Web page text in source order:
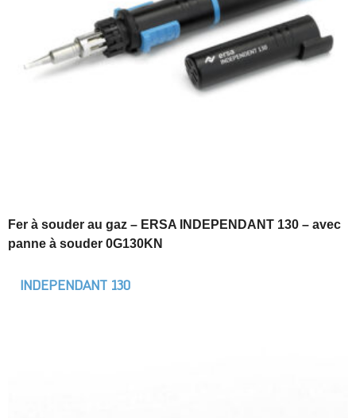
Fer à souder au gaz – ERSA INDEPENDANT 130 – avec
panne à souder 0G130KN
INDEPENDANT 130